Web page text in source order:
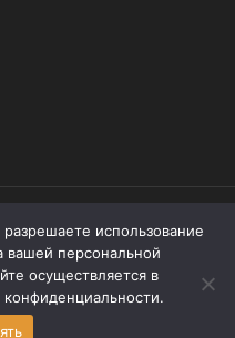
Все права защищены.
сайте, не являются
информации
использование
вашей персональной
осуществляется в
конфиденциальности.